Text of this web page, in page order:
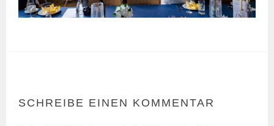
SCHREIBE EINEN KOMMENTAR